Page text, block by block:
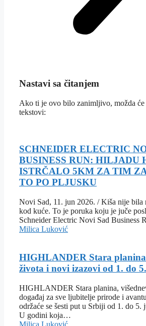
Nastavi sa čitanjem
Ako ti je ovo bilo zanimljivo, možda
tekstovi:
SCHNEIDER ELECTRIC
BUSINESS RUN: HILJADU
ISTRČALO 5KM ZA TIM
TO PO PLJUSKU
Novi Sad, 11. jun 2026. / Kiša nije bila
kod kuće. To je poruka koju je juče
Schneider Electric Novi Sad Business
Milica Luković
HIGHLANDER Stara
života i novi izazovi od 1. do
HIGHLANDER Stara planina,
događaj za sve ljubitelje prirode i
održaće se šesti put u Srbiji od 1. do 5.
U godini koja…
Milica Luković